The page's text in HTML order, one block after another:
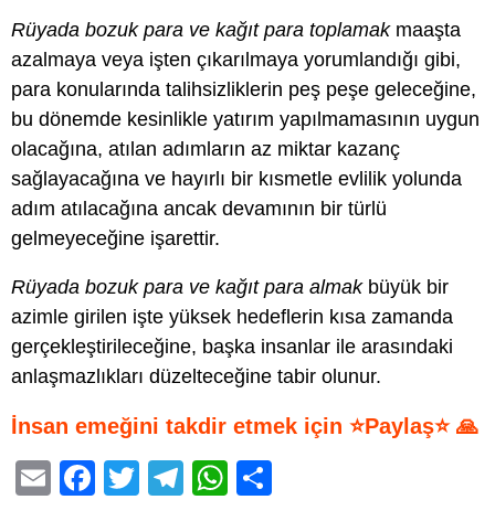
Rüyada bozuk para ve kağıt para toplamakmaaşta
azalmaya veya işten çıkarılmaya yorumlandığı gibi,
para konularında talihsizliklerin peş peşe geleceğine,
bu dönemde kesinlikle yatırım yapılmamasının uygun
olacağına, atılan adımların az miktar kazanç
sağlayacağına ve hayırlı bir kısmetle evlilik yolunda
adım atılacağına ancak devamının bir türlü
gelmeyeceğine işarettir.
Rüyada bozuk para ve kağıt para almakbüyük bir
azimle girilen işte yüksek hedeflerin kısa zamanda
gerçekleştirileceğine, başka insanlar ile arasındaki
anlaşmazlıkları düzelteceğine tabir olunur.
İnsan emeğini takdir etmek için ⭐Paylaş⭐ 🙏
E
F
T
T
W